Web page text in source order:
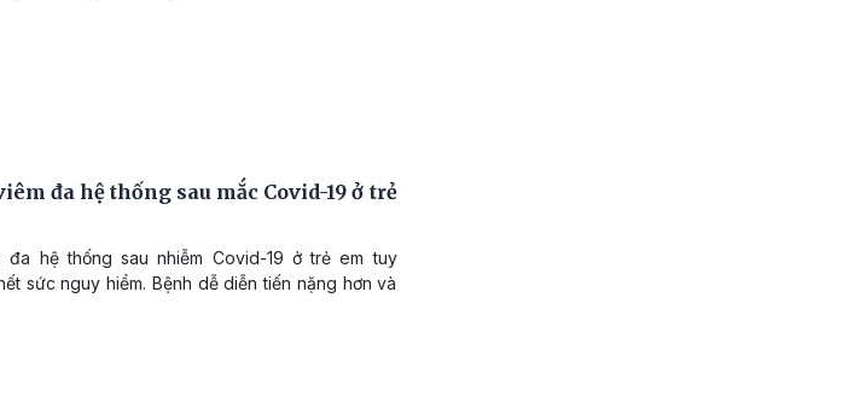
đa hệ thống sau mắc Covid-19 ở trẻ
hệ thống sau nhiễm Covid-19 ở trẻ em tuy
sức nguy hiểm. Bệnh dễ diễn tiến nặng hơn và